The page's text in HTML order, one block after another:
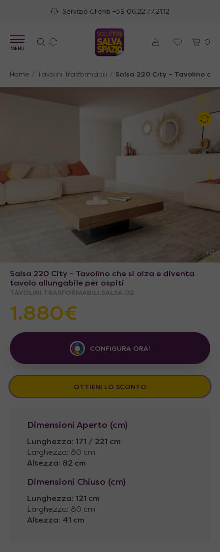
Servizio Clienti +39 06.22.77.21.12
0
MENU
Home / Tavolini Trasformabili / Salsa 220 City – Tavolino
Salsa 220 City – Tavolino che si alza e diventa
tavolo allungabile per ospiti
TAVOLINI.TRASFORMABILI.SALSA.02
1.880€
CONFIGURA ORA!
OTTIENI LO SCONTO
Dimensioni Aperto (cm)
Lunghezza: 171 / 221 cm
Larghezza: 80 cm
Altezza: 82 cm
Dimensioni Chiuso (cm)
Lunghezza: 121 cm
Larghezza: 80 cm
Altezza: 41 cm